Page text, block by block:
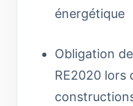
énergétique
Obligation
RE2020 lors